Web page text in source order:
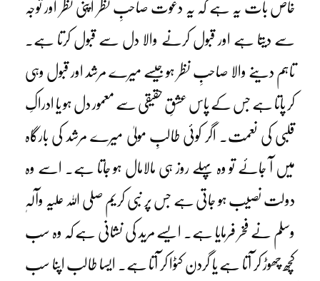
خاص بات یہ ہے کہ یہ دعوت صاحبِ نظر اپنی نظر اور توجہ
سے دیتا ہے اور قبول کرنے والا دل سے قبول کرتا ہے۔
تاہم دینے والا صاحبِ نظر ہو جیسے میرے مرشد اور قبول وہی
کر پاتا ہے جس کے پاس عشقِ حقیقی سے معمور دل ہو یا ادراکِ
قلبی کی نعمت۔ اگر کوئی طالبِ مولیٰ میرے مرشد کی بارگاہ
میں آ جائے تو وہ پہلے روز ہی مالامال ہو جاتا ہے۔ اسے وہ
دولت نصیب ہو جاتی ہے جس پر نبی کریم صلی اللہ علیہ وآلہٖ
وسلم نے فخر فرمایا ہے۔ ایسے مرید کی نشانی ہے کہ وہ سب
کچھ چھوڑ کر آتا ہے یا گردن کٹوا کر آتا ہے۔ ایسا طالب اپنا سب